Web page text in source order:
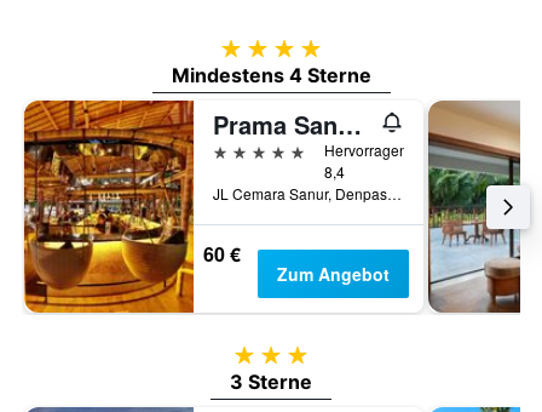
4 Sterne
Mindestens 4 Sterne
Prama Sanur Beach Bali
5 Sterne
Hervorragend
8,4
JL Cemara Sanur, Denpasar, Indonesien
60 €
Zum Angebot
3 Sterne
3 Sterne